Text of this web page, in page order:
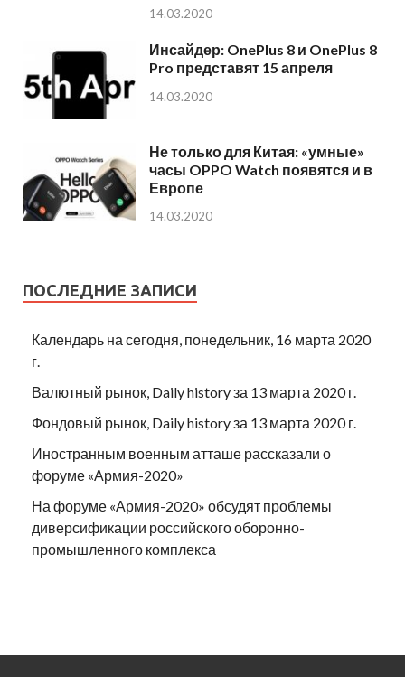
14.03.2020
Инсайдер: OnePlus 8 и OnePlus 8
Pro представят 15 апреля
14.03.2020
Не только для Китая: «умные»
часы OPPO Watch появятся и в
Европе
14.03.2020
ПОСЛЕДНИЕ ЗАПИСИ
Календарь на сегодня, понедельник, 16 марта 2020
г.
Валютный рынок, Daily history за 13 марта 2020 г.
Фондовый рынок, Daily history за 13 марта 2020 г.
Иностранным военным атташе рассказали о
форуме «Армия-2020»
На форуме «Армия-2020» обсудят проблемы
диверсификации российского оборонно-
промышленного комплекса